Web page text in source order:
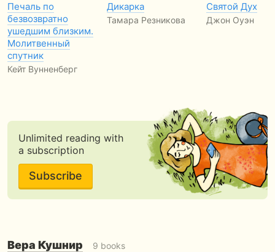
Печаль по
безвозвратно
ушедшим близким.
Молитвенный
спутник
Кейт Вунненберг
Дикарка
Тамара Резникова
Святой Дух
Джон Оуэн
Unlimited reading with
a subscription
Subscribe
Вера Кушнир 9 books